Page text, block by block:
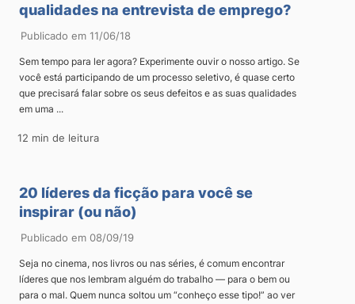
qualidades na entrevista de emprego?
Publicado em 11/06/18
Sem tempo para ler agora? Experimente ouvir o nosso artigo. Se
você está participando de um processo seletivo, é quase certo
que precisará falar sobre os seus defeitos e as suas qualidades
em uma ...
12 min de leitura
20 líderes da ficção para você se
inspirar (ou não)
Publicado em 08/09/19
Seja no cinema, nos livros ou nas séries, é comum encontrar
líderes que nos lembram alguém do trabalho — para o bem ou
para o mal. Quem nunca soltou um “conheço esse tipo!” ao ver